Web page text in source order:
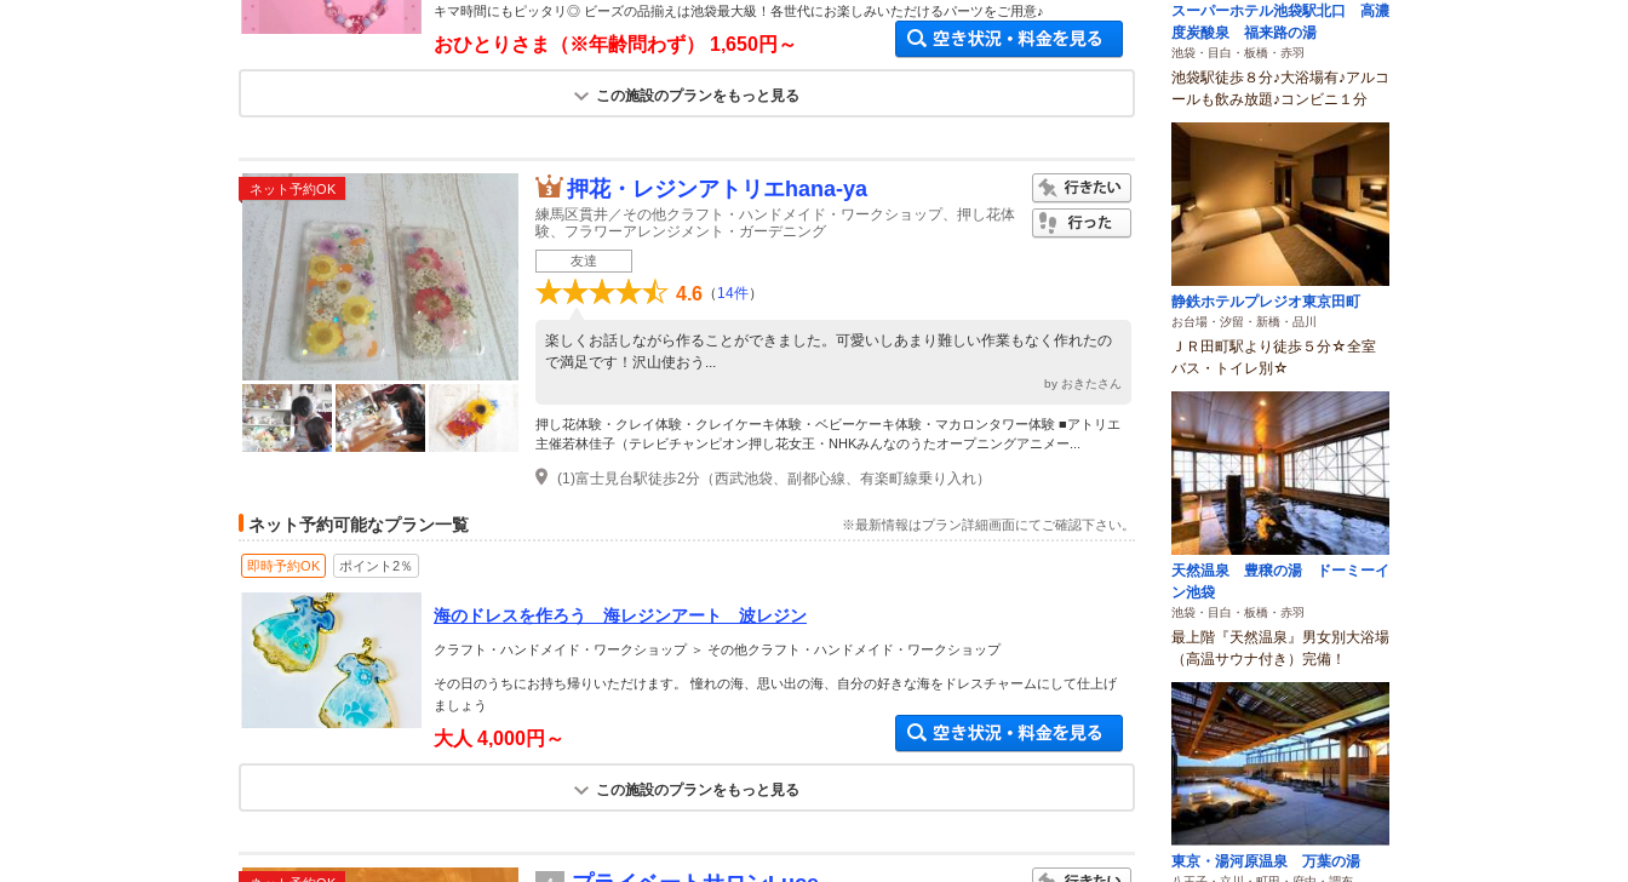
キマ時間にもピッタリ◎ ビーズの品揃えは池袋最大級！各世代にお楽しみいただけるパーツをご用意♪
おひとりさま（※年齢問わず） 1,650円～
空き状況・料金を見る
この施設のプランをもっと見る
ネット予約OK 押花・レジンアトリエhana-ya
練馬区貫井／その他クラフト・ハンドメイド・ワークショップ、押し花体
験、フラワーアレンジメント・ガーデニング
友達
4.6 （ 14件）
楽しくお話しながら作ることができました。可愛いしあまり難しい作業もなく作れたの
で満足です！沢山使おう...
by おきたさん
押し花体験・クレイ体験・クレイケーキ体験・ベビーケーキ体験・マカロンタワー体験 ■アトリエ
主催若林佳子（テレビチャンピオン押し花女王・NHKみんなのうたオープニングアニメー...
(1)富士見台駅徒歩2分（西武池袋、副都心線、有楽町線乗り入れ）
ネット予約可能なプラン一覧 ※最新情報はプラン詳細画面にてご確認下さい。
即時予約OK ポイント2％
海のドレスを作ろう 海レジンアート 波レジン
クラフト・ハンドメイド・ワークショップ ＞ その他クラフト・ハンドメイド・ワークショップ
その日のうちにお持ち帰りいただけます。 憧れの海、思い出の海、自分の好きな海をドレスチャームにして仕上げ
ましょう
大人 4,000円～
空き状況・料金を見る
この施設のプランをもっと見る
スーパーホテル池袋駅北口 高濃
度炭酸泉 福来路の湯
池袋・目白・板橋・赤羽
池袋駅徒歩８分♪大浴場有♪アルコ
ールも飲み放題♪コンビニ１分
静鉄ホテルプレジオ東京田町
お台場・汐留・新橋・品川
ＪＲ田町駅より徒歩５分☆全室
バス・トイレ別☆
天然温泉 豊穣の湯 ドーミーイ
ン池袋
池袋・目白・板橋・赤羽
最上階『天然温泉』男女別大浴場
（高温サウナ付き）完備！
東京・湯河原温泉 万葉の湯